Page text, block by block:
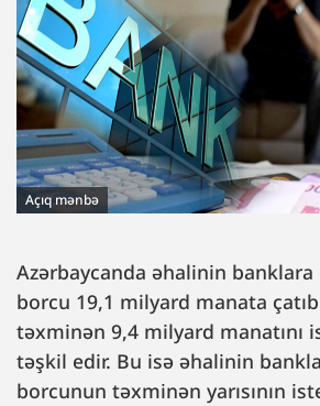
Açıq mənbə
Azərbaycanda əhalinin
borcu 19,1 milyard manata
təxminən 9,4 milyard manatını
təşkil edir. Bu isə əhalinin
borcunun təxminən yarısının